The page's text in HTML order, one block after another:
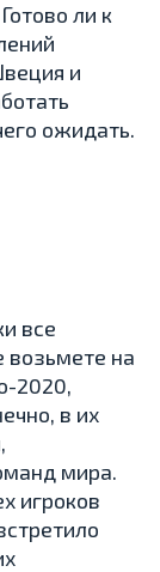
ли к
и
ожидать.
все
на
2020,
в их
мира.
игроков